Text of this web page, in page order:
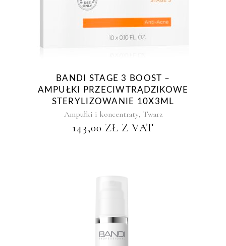
BANDI STAGE 3 BOOST –
AMPUŁKI PRZECIWTRĄDZIKOWE
STERYLIZOWANIE 10X3ML
Ampułki i koncentraty, Twarz
143,00 ZŁ Z VAT